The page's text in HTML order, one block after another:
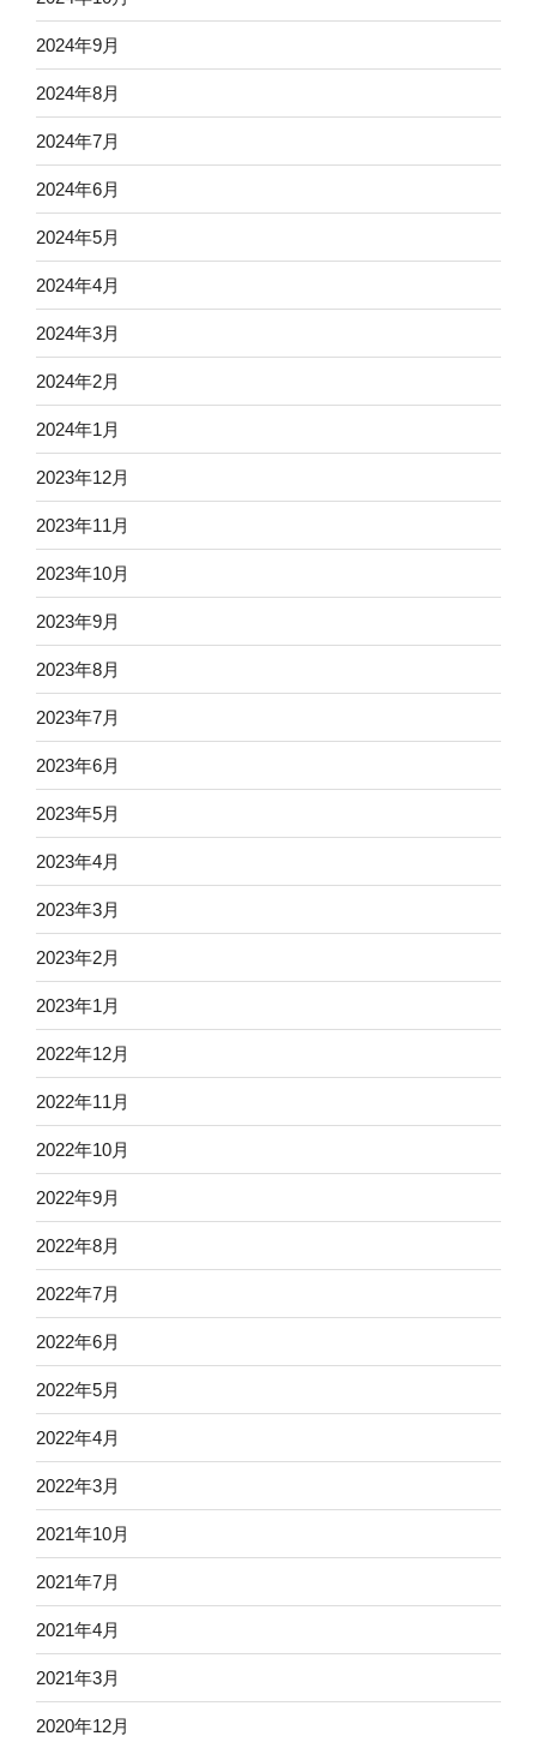
2024年9月
2024年8月
2024年7月
2024年6月
2024年5月
2024年4月
2024年3月
2024年2月
2024年1月
2023年12月
2023年11月
2023年10月
2023年9月
2023年8月
2023年7月
2023年6月
2023年5月
2023年4月
2023年3月
2023年2月
2023年1月
2022年12月
2022年11月
2022年10月
2022年9月
2022年8月
2022年7月
2022年6月
2022年5月
2022年4月
2022年3月
2021年10月
2021年7月
2021年4月
2021年3月
2020年12月